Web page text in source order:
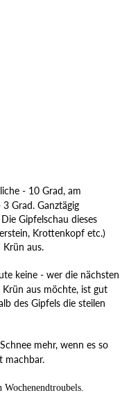
- 10 Grad, am
Grad. Ganztägig
Gipfelschau dieses
Krottenkopf etc.)
aus.
keine - wer die nächsten
aus möchte, ist gut
des Gipfels die steilen
mehr, wenn es so
machbar.